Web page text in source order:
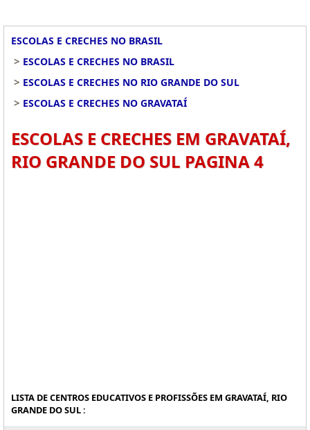
ESCOLAS E CRECHES NO BRASIL
> ESCOLAS E CRECHES NO BRASIL
> ESCOLAS E CRECHES NO RIO GRANDE DO SUL
> ESCOLAS E CRECHES NO GRAVATAÍ
ESCOLAS E CRECHES EM GRAVATAÍ,
RIO GRANDE DO SUL PAGINA 4
LISTA DE CENTROS EDUCATIVOS E PROFISSÕES EM GRAVATAÍ, RIO
GRANDE DO SUL :